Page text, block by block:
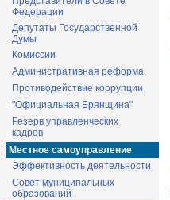
Федерации
Депутаты Государственной
Думы
Комиссии
Административная реформа
Противодействие коррупции
"Официальная Брянщина"
Резерв управленческих
кадров
Местное самоуправление
Эффективность деятельности
Совет муниципальных
образований